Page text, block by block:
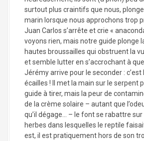
surtout plus craintifs que nous,
marin lorsque nous approchons trop
Juan Carlos s’arrête et crie «
voyons rien, mais notre guide plonge
hautes broussailles qui obstruent la
et semble lutter en s’accrochant à
Jérémy arrive pour le seconder : c’est
écailles ! Il met la main sur le serpent
guide à tirer, mais la peur de
de la crème solaire – autant que
qu’il dégage… – le font se rabattre sur
herbes dans lesquelles le reptile
est, il est pratiquement hors de son